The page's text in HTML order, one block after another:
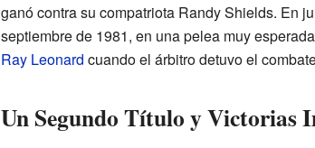
ganó contra su compatriota Randy Shields. En
septiembre de 1981, en una pelea muy
Ray Leonard cuando el árbitro detuvo el
Un Segundo Título y Victorias